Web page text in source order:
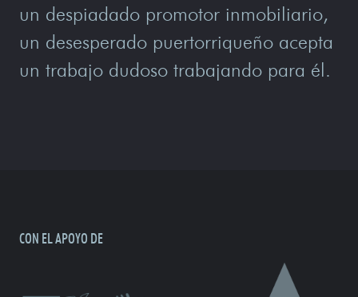
un despiadado promotor inmobiliario,
un desesperado puertorriqueño acepta
un trabajo dudoso trabajando para él.
CON EL APOYO DE